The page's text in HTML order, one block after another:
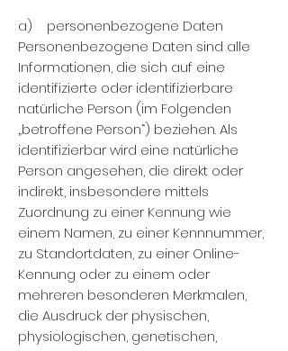
a) personenbezogene Daten
Personenbezogene Daten sind alle
Informationen, die sich auf eine
identifizierte oder identifizierbare
natürliche Person (im Folgenden
„betroffene Person“) beziehen. Als
identifizierbar wird eine natürliche
Person angesehen, die direkt oder
indirekt, insbesondere mittels
Zuordnung zu einer Kennung wie
einem Namen, zu einer Kennnummer,
zu Standortdaten, zu einer Online-
Kennung oder zu einem oder
mehreren besonderen Merkmalen,
die Ausdruck der physischen,
physiologischen, genetischen,